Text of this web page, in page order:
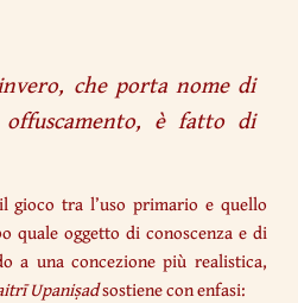
che porta nome di
è fatto di
gioco tra l’uso primario e quello
quale oggetto di conoscenza e di
a una concezione più realistica,
Upaniṣadsostiene con enfasi: